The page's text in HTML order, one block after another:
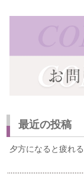
最近の投稿
夕方になると疲れ